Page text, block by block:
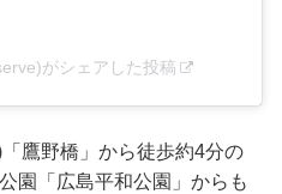
がシェアした投稿
鷹野橋」から徒歩約4分の
園「広島平和公園」からも